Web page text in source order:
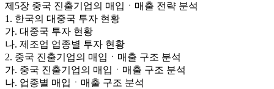
제5장 중국 진출기업의 매입ㆍ매출 전략 분석
1. 한국의 대중국 투자 현황
가. 대중국 투자 현황
나. 제조업 업종별 투자 현황
2. 중국 진출기업의 매입ㆍ매출 구조 분석
가. 중국 진출기업의 매입ㆍ매출 구조 분석
나. 업종별 매입ㆍ매출 구조 분석